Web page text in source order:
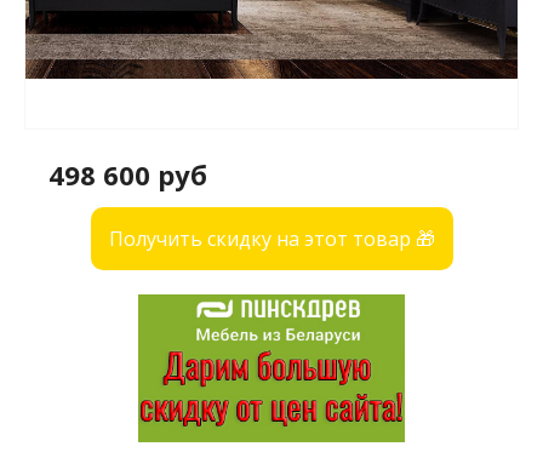
498 600 руб
Получить скидку на этот товар 🎁